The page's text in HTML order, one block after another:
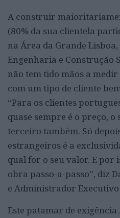
A construir
(80% da sua clientela
na Área da Grande
Engenharia e Construção
não tem tido mãos a
com um tipo de cliente
“Para os clientes
quase sempre é o preço, o
terceiro também. Só
estrangeiros é a
qual for o seu valor. E por
obra passo-a-passo”, diz
e Administrador
Este patamar de